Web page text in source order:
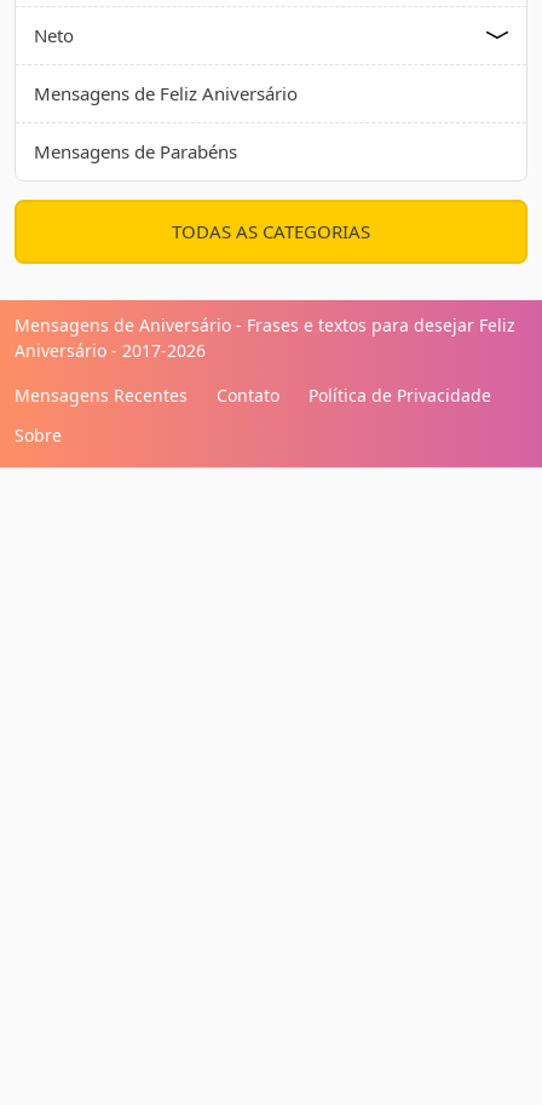
Neto
Mensagens de Feliz Aniversário
Mensagens de Parabéns
TODAS AS CATEGORIAS
Mensagens de Aniversário - Frases e textos para desejar Feliz
Aniversário - 2017-2026
Mensagens Recentes
Contato
Política de Privacidade
Sobre